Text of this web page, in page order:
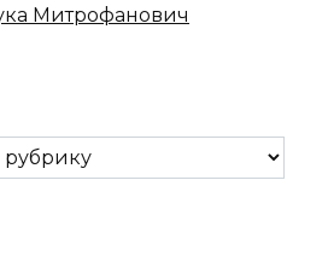
Митрофанович